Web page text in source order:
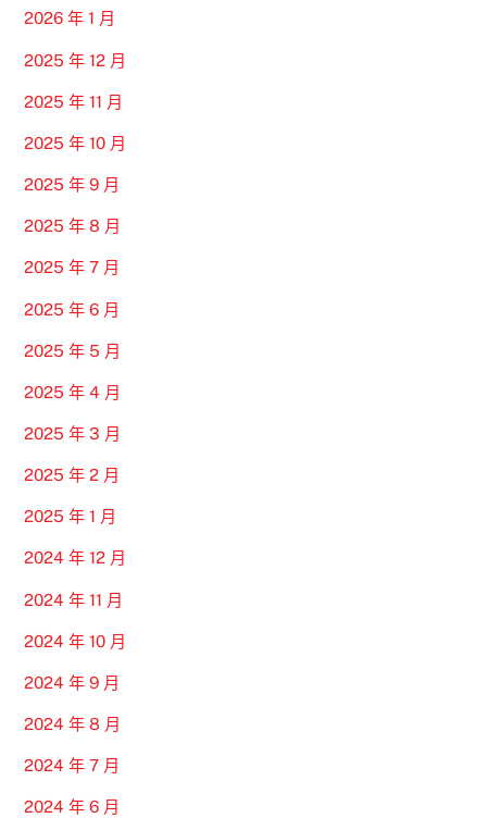
2026 年 1 月
2025 年 12 月
2025 年 11 月
2025 年 10 月
2025 年 9 月
2025 年 8 月
2025 年 7 月
2025 年 6 月
2025 年 5 月
2025 年 4 月
2025 年 3 月
2025 年 2 月
2025 年 1 月
2024 年 12 月
2024 年 11 月
2024 年 10 月
2024 年 9 月
2024 年 8 月
2024 年 7 月
2024 年 6 月